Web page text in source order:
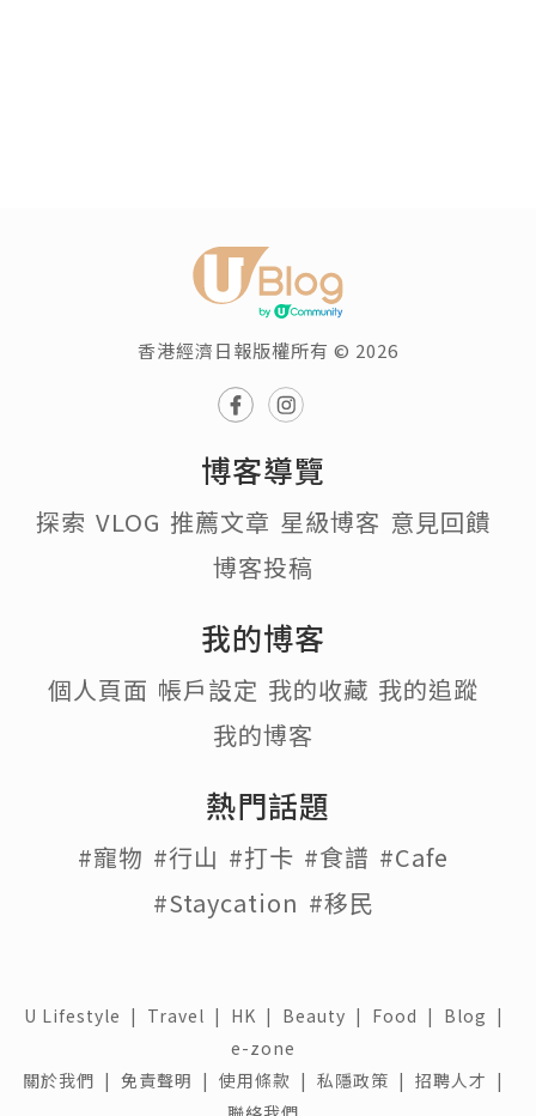
香港經濟日報版權所有 © 2026
博客導覽
探索 VLOG 推薦文章 星級博客 意見回饋
博客投稿
我的博客
個人頁面 帳戶設定 我的收藏 我的追蹤
我的博客
熱門話題
#寵物 #行山 #打卡 #食譜 #Cafe
#Staycation #移民
U Lifestyle | Travel | HK | Beauty | Food | Blog |
e-zone
關於我們 | 免責聲明 | 使用條款 | 私隱政策 | 招聘人才 |